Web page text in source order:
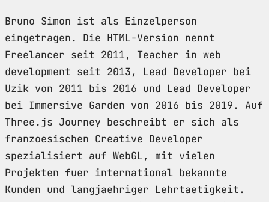
Bruno Simon ist als Einzelperson
eingetragen. Die HTML-Version nennt
Freelancer seit 2011, Teacher in web
development seit 2013, Lead Developer bei
Uzik von 2011 bis 2016 und Lead Developer
bei Immersive Garden von 2016 bis 2019. Auf
Three.js Journey beschreibt er sich als
franzoesischen Creative Developer
spezialisiert auf WebGL, mit vielen
Projekten fuer international bekannte
Kunden und langjaehriger Lehrtaetigkeit.